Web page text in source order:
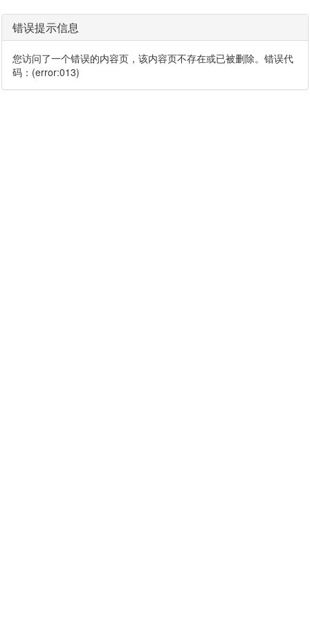
错误提示信息
您访问了一个错误的内容页，该内容页不存在或已被删除。错误代
码：(error:013)